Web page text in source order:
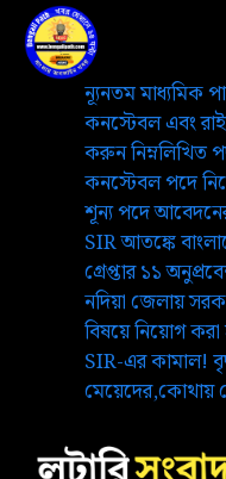
ন্যূনতম মাধ্যমিক
কনস্টেবল এবং
করুন নিম্নলিখিত
কনস্টেবল পদে
শূন্য পদে
SIR আতঙ্কে
গ্রেপ্তার ১১
নদিয়া জেলায়
বিষয়ে নিয়োগ
SIR-এর কামাল!
মেয়েদের,কোথায়